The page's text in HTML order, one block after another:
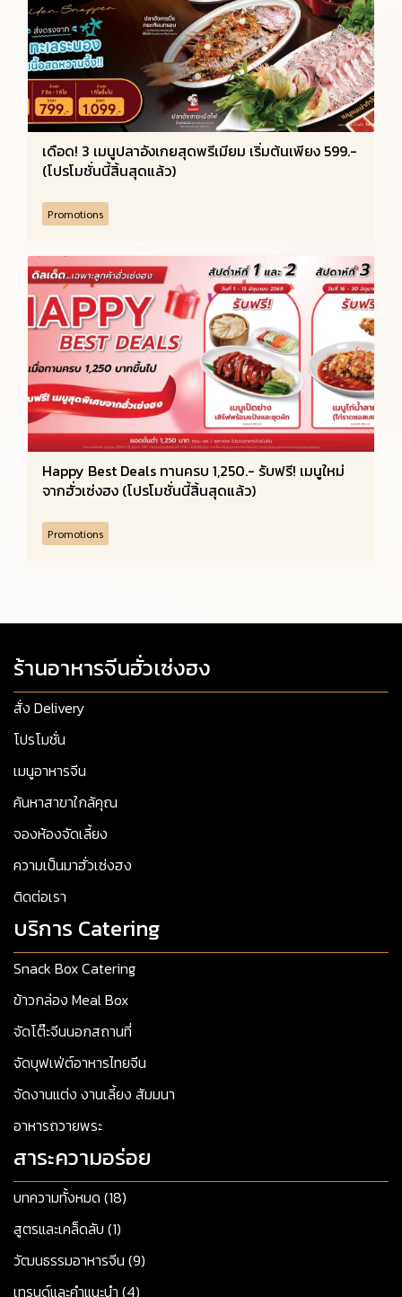
เดือด! 3 เมนูปลาอังเกยสุดพรีเมียม เริ่มต้นเพียง 599.-
(โปรโมชั่นนี้สิ้นสุดแล้ว)
Promotions
Happy Best Deals ทานครบ 1,250.- รับฟรี! เมนูใหม่
จากฮั่วเซ่งฮง (โปรโมชั่นนี้สิ้นสุดแล้ว)
Promotions
ร้านอาหารจีนฮั่วเซ่งฮง
สั่ง Delivery
โปรโมชั่น
เมนูอาหารจีน
ค้นหาสาขาใกล้คุณ
จองห้องจัดเลี้ยง
ความเป็นมาฮั่วเซ่งฮง
ติดต่อเรา
บริการ Catering
Snack Box Catering
ข้าวกล่อง Meal Box
จัดโต๊ะจีนนอกสถานที่
จัดบุฟเฟ่ต์อาหารไทยจีน
จัดงานแต่ง งานเลี้ยง สัมมนา
อาหารถวายพระ
สาระความอร่อย
บทความทั้งหมด (18)
สูตรและเคล็ดลับ (1)
วัฒนธรรมอาหารจีน (9)
เทรนด์และคำแนะนำ (4)